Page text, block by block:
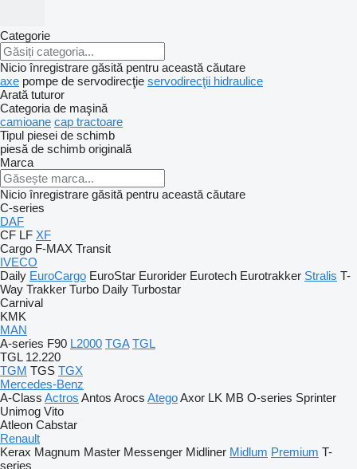
Categorie
Nicio înregistrare găsită pentru această căutare
axe pompe de servodirecţie servodirecţii hidraulice
Arată tuturor
Categoria de maşină
camioane cap tractoare
Tipul piesei de schimb
piesă de schimb originală
Marca
Nicio înregistrare găsită pentru această căutare
C-series
DAF
CF LF XF
Cargo F-MAX Transit
IVECO
Daily EuroCargo EuroStar Eurorider Eurotech Eurotrakker Stralis T-
Way Trakker Turbo Daily Turbostar
Carnival
KMK
MAN
A-series F90 L2000 TGA TGL
TGL 12.220
TGM TGS TGX
Mercedes-Benz
A-Class Actros Antos Arocs AtegoAxor LK MB O-series Sprinter
Unimog Vito
Atleon Cabstar
Renault
Kerax Magnum Master Messenger Midliner Midlum Premium T-
series